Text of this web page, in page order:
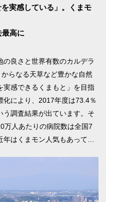
実感している」。くまモ
高に
の良さと世界有数のカルデラ
らなる天草など豊かな自然
実感できるくまもと」を目指
化により、2017年度は73.4％
う調査結果が出ています。そ
万人あたりの病院数は全国7
はくまモン人気もあってか